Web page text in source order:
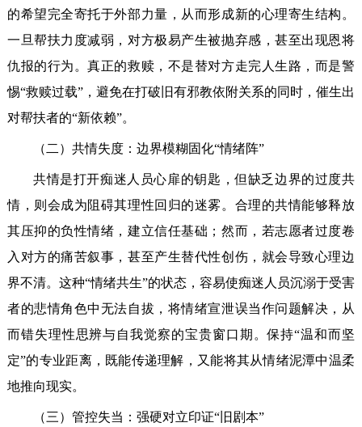
的希望完全寄托于外部力量，从而形成新的心理寄生结构。
一旦帮扶力度减弱，对方极易产生被抛弃感，甚至出现恩将
仇报的行为。真正的救赎，不是替对方走完人生路，而是警
惕“救赎过载”，避免在打破旧有邪教依附关系的同时，催生出
对帮扶者的“新依赖”。
（二）共情失度：边界模糊固化“情绪阵”
共情是打开痴迷人员心扉的钥匙，但缺乏边界的过度共
情，则会成为阻碍其理性回归的迷雾。合理的共情能够释放
其压抑的负性情绪，建立信任基础；然而，若志愿者过度卷
入对方的痛苦叙事，甚至产生替代性创伤，就会导致心理边
界不清。这种“情绪共生”的状态，容易使痴迷人员沉溺于受害
者的悲情角色中无法自拔，将情绪宣泄误当作问题解决，从
而错失理性思辨与自我觉察的宝贵窗口期。保持“温和而坚
定”的专业距离，既能传递理解，又能将其从情绪泥潭中温柔
地推向现实。
（三）管控失当：强硬对立印证“旧剧本”